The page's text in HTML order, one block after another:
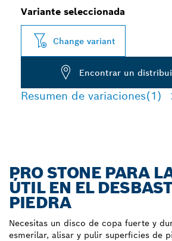
Variante seleccionada
Change variant
Encontrar un
Resumen de variaciones(1)
PRO STONE PARA
ÚTIL EN EL
PIEDRA
Necesitas un disco de copa fuerte y
esmerilar, alisar y pulir superficies de